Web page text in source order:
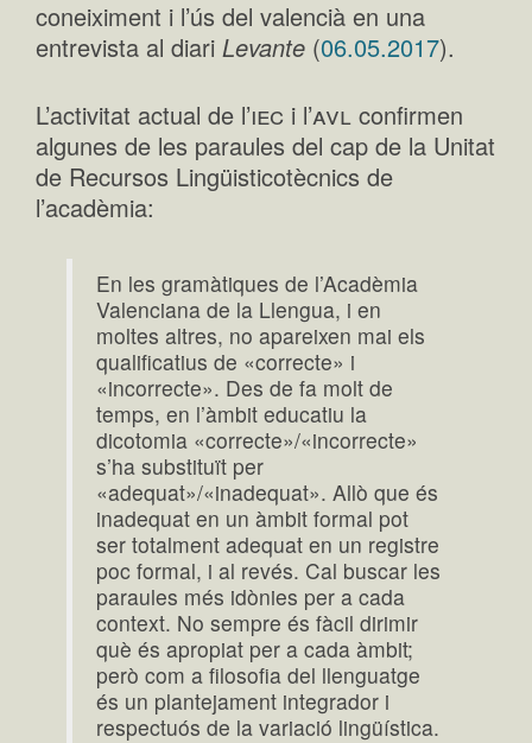
coneiximent i l’ús del valencià en una
entrevista al diari Levante (06.05.2017).
L’activitat actual de l’iec i l’avl confirmen
algunes de les paraules del cap de la Unitat
de Recursos Lingüisticotècnics de
l’acadèmia:
En les gramàtiques de l’Acadèmia
Valenciana de la Llengua, i en
moltes altres, no apareixen mai els
qualificatius de «correcte» i
«incorrecte». Des de fa molt de
temps, en l’àmbit educatiu la
dicotomia «correcte»/«incorrecte»
s’ha substituït per
«adequat»/«inadequat». Allò que és
inadequat en un àmbit formal pot
ser totalment adequat en un registre
poc formal, i al revés. Cal buscar les
paraules més idònies per a cada
context. No sempre és fàcil dirimir
què és apropiat per a cada àmbit;
però com a filosofia del llenguatge
és un plantejament integrador i
respectuós de la variació lingüística.